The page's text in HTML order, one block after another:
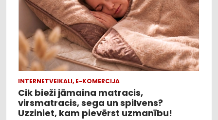
INTERNETVEIKALI, E-KOMERCIJA
Cik bieži jāmaina matracis,
virsmatracis, sega un spilvens?
Uzziniet, kam pievērst uzmanību!